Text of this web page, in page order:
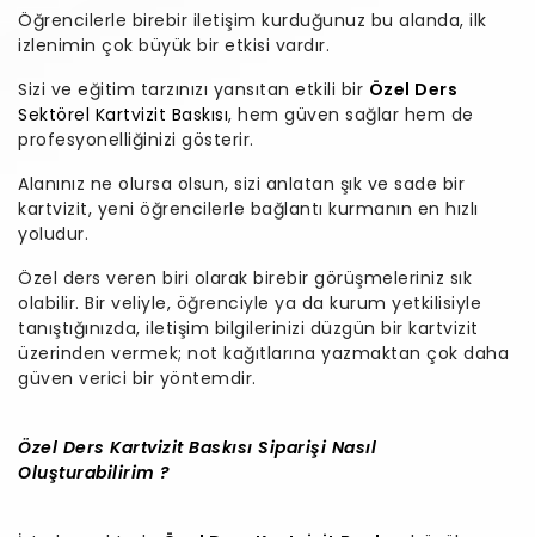
Öğrencilerle birebir iletişim kurduğunuz bu alanda, ilk
izlenimin çok büyük bir etkisi vardır.
Sizi ve eğitim tarzınızı yansıtan etkili bir Özel Ders
Sektörel Kartvizit Baskısı, hem güven sağlar hem de
profesyonelliğinizi gösterir.
Alanınız ne olursa olsun, sizi anlatan şık ve sade bir
kartvizit, yeni öğrencilerle bağlantı kurmanın en hızlı
yoludur.
Özel ders veren biri olarak birebir görüşmeleriniz sık
olabilir. Bir veliyle, öğrenciyle ya da kurum yetkilisiyle
tanıştığınızda, iletişim bilgilerinizi düzgün bir kartvizit
üzerinden vermek; not kağıtlarına yazmaktan çok daha
güven verici bir yöntemdir.
Özel Ders Kartvizit Baskısı Siparişi Nasıl
Oluşturabilirim ?